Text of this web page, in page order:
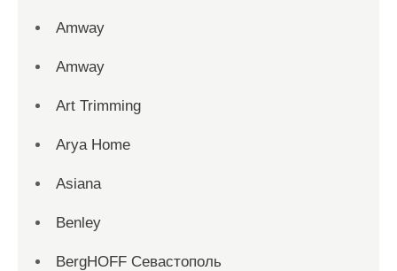
Amway
Amway
Art Trimming
Arya Home
Asiana
Benley
BergHOFF Севастополь